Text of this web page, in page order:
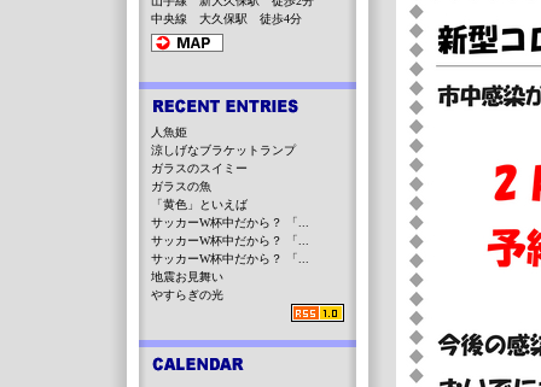
中央線 大久保駅 徒歩4分
人魚姫
涼しげなブラケットランプ
ガラスのスイミー
ガラスの魚
「黄色」といえば
サッカーW杯中だから？ 「...
サッカーW杯中だから？ 「...
サッカーW杯中だから？ 「...
地震お見舞い
やすらぎの光